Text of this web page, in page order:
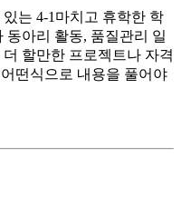
는 4-1마치고 휴학한 학
동아리 활동, 품질관리 일
할만한 프로젝트나 자격
떤식으로 내용을 풀어야